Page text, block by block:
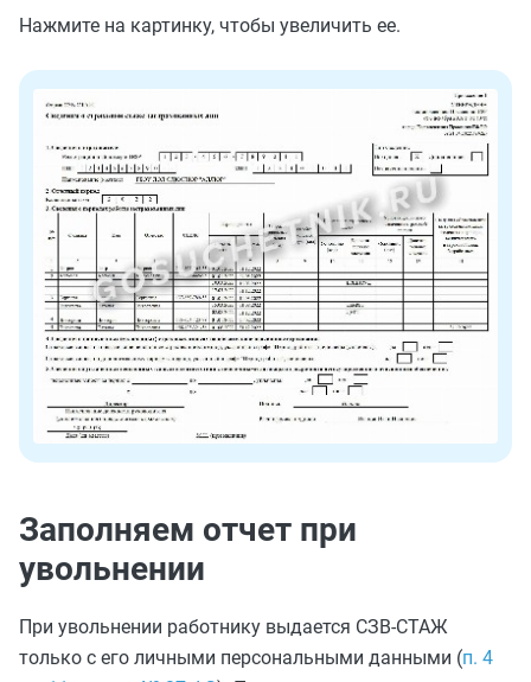
Нажмите на картинку, чтобы увеличить ее.
Заполняем отчет при
увольнении
При увольнении работнику выдается СЗВ-СТАЖ
только с его личными персональными данными (п. 4